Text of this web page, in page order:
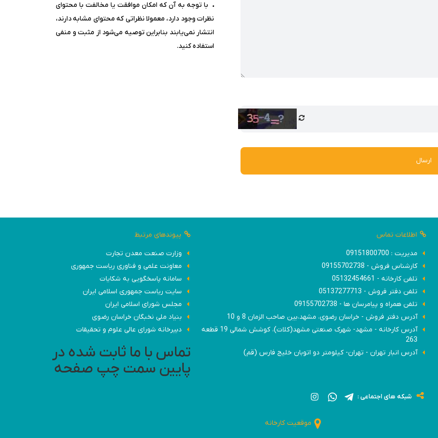
با توجه به آن که امکان موافقت یا مخالفت با محتوای
نظرات وجود دارد، معمولا نظراتی که محتوای مشابه دارند،
انتشار نمی‌یابند بنابراین توصیه می‌شود از مثبت و منفی
استفاده کنید.
ارسال
اطلاعات تماس
مدیریت : 09151800700
کارشناس فروش - 09155702738
تلفن کارخانه - 05132454661
تلفن دفتر فروش - 05137277713
تلفن همراه و پیامرسان ها - 09155702738
آدرس دفتر فروش - خراسان رضوی، مشهد،بین صاحب الزمان 8 و 10
آدرس کارخانه - مشهد- شهرک صنعتی مشهد(کلات)، کوشش شمالی 19 قطعه
263
آدرس انبار تهران - تهران- کیلومتر دو اتوبان خلیج فارس (قم)
شبکه های اجتماعی :
پیوندهای مرتبط
وزارت صنعت معدن تجارت
معاونت علمی و فناوری ریاست جمهوری
سامانه پاسخگویی به شکایات
سایت ریاست جمهوری اسلامی ایران
مجلس شورای اسلامی ایران
بنیاد ملی نخبگان خراسان رضوی
دبیرخانه شورای عالی علوم و تحقیقات
تماس با ما ثابت شده در
پایین سمت چپ صفحه
موقعیت کارخانه